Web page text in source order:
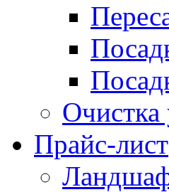
Очистка
Прайс-лист